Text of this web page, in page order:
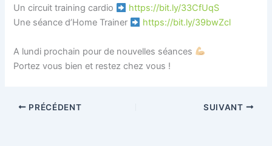
Un circuit training cardio
https://bit.ly/33CfUqS
Une séance d’Home Trainer
https://bit.ly/39bwZcl
A lundi prochain pour de nouvelles séances
Portez vous bien et restez chez vous !
PRÉCÉDENT SUIVANT